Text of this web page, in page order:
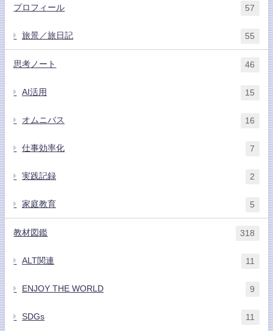
プロフィール 57
旅景／旅日記 55
思考ノート 46
AI活用 15
オムニバス 16
仕事効率化 7
実践記録 2
家庭教育 5
教材図鑑 318
ALT関連 11
ENJOY THE WORLD 9
SDGs 11